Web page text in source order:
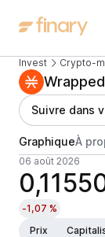
Invest Crypto-
Suivre dans
GraphiqueÀ
06 août 2026
-1,07 %
Prix